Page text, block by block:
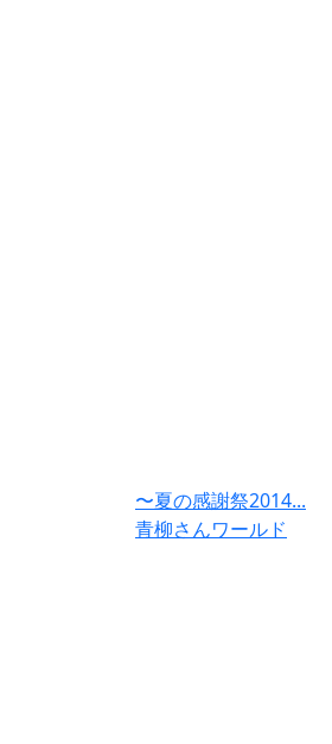
〜夏の感謝祭2014...
青柳さんワールド